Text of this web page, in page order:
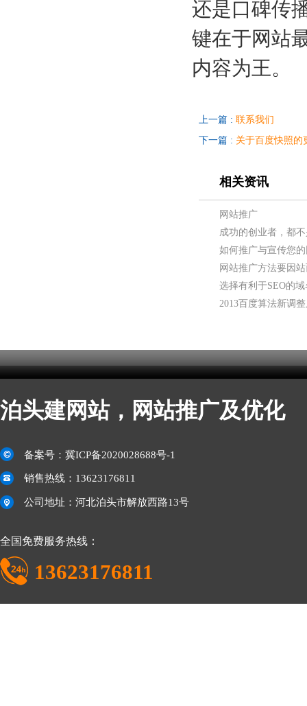
还是口碑传
键在于网站
内容为王。
上一篇 : 联系我们
下一篇 : 关于百度快照的
相关资讯
网站推广
成功的创业者，都
如何推广与宣传您
网站推广方法要因
选择有利于SEO的
2013百度算法新调
泊头建网站，网站推广及优化
备案号： 冀ICP备2020028688号-1
销售热线：13623176811
公司地址：河北泊头市解放西路13号
全国免费服务热线：
13623176811